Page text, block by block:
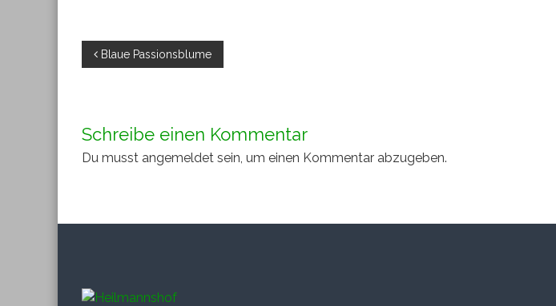
Beitragsnavigation
Blaue Passionsblume
Schreibe einen Kommentar
Du musst angemeldet sein, um einen Kommentar abzugeben.